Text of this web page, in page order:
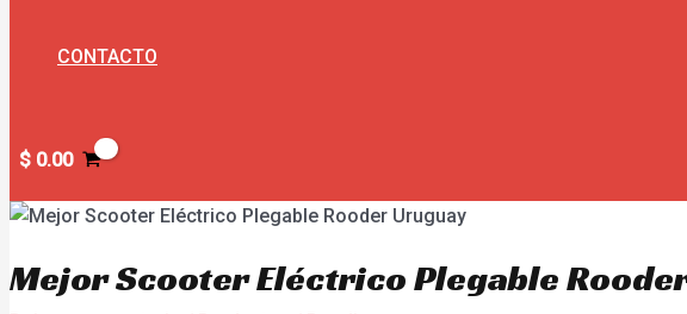
CONTACTO
$ 0.00
Mejor Scooter Eléctrico Plegable